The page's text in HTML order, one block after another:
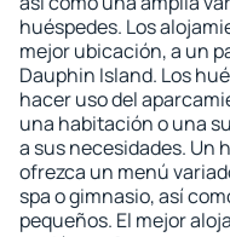
huéspedes. Los
mejor ubicación, a un
Dauphin Island. Los
hacer uso del
una habitación o una
a sus necesidades. Un
ofrezca un menú
spa o gimnasio, así
pequeños. El mejor